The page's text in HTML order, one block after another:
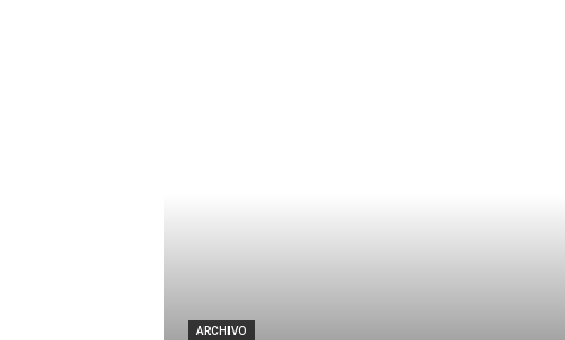
ARCHIVO